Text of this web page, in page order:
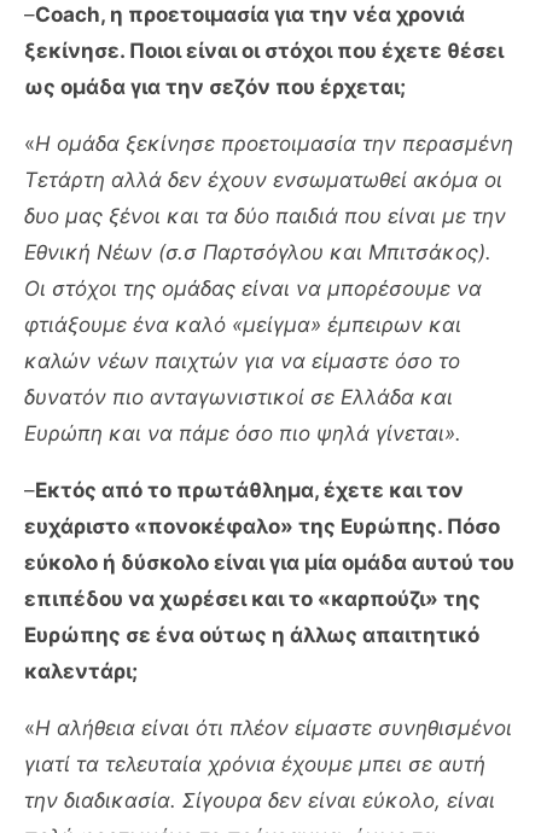
–Coach, η προετοιμασία για την νέα χρονιά
ξεκίνησε. Ποιοι είναι οι στόχοι που έχετε θέσει
ως ομάδα για την σεζόν που έρχεται;
«Η ομάδα ξεκίνησε προετοιμασία την περασμένη
Τετάρτη αλλά δεν έχουν ενσωματωθεί ακόμα οι
δυο μας ξένοι και τα δύο παιδιά που είναι με την
Εθνική Νέων (σ.σ Παρτσόγλου και Μπιτσάκος).
Οι στόχοι της ομάδας είναι να μπορέσουμε να
φτιάξουμε ένα καλό «μείγμα» έμπειρων και
καλών νέων παιχτών για να είμαστε όσο το
δυνατόν πιο ανταγωνιστικοί σε Ελλάδα και
Ευρώπη και να πάμε όσο πιο ψηλά γίνεται».
–Εκτός από το πρωτάθλημα, έχετε και τον
ευχάριστο «πονοκέφαλο» της Ευρώπης. Πόσο
εύκολο ή δύσκολο είναι για μία ομάδα αυτού του
επιπέδου να χωρέσει και το «καρπούζι» της
Ευρώπης σε ένα ούτως η άλλως απαιτητικό
καλεντάρι;
«Η αλήθεια είναι ότι πλέον είμαστε συνηθισμένοι
γιατί τα τελευταία χρόνια έχουμε μπει σε αυτή
την διαδικασία. Σίγουρα δεν είναι εύκολο, είναι